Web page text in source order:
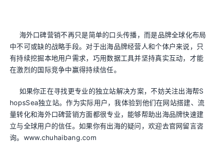
海外口碑营销不再只是简单的口头传播，而是品牌全球化布局
中不可或缺的战略手段。对于出海品牌经营人和个体户来说，只
有持续挖掘本地用户需求，巧用数据工具并坚持真实互动，才能
在激烈的国际竞争中赢得持续信任。
如果你正在寻找更专业的独立站解决方案，不妨关注出海帮S
hopsSea独立站。作为实际用户，我体验到他们在网站搭建、流
量转化和海外口碑营销方面都很专业，能够帮助出海品牌快速建
立与全球用户的信任。如果你有出海的疑问，欢迎去官网留言咨
询。www.chuhaibang.com